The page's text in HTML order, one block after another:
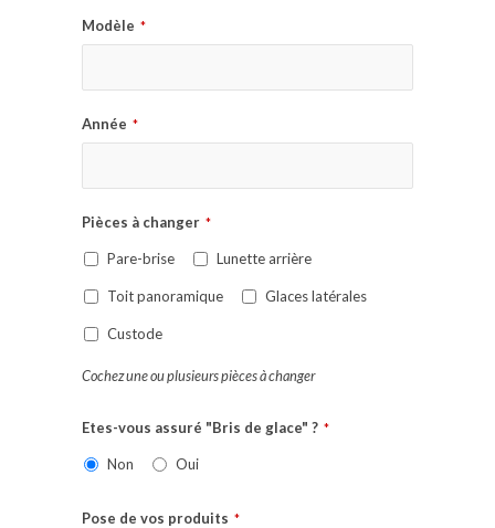
Modèle *
Année *
Pièces à changer *
Pare-brise Lunette arrière
Toit panoramique Glaces latérales
Custode
Cochez une ou plusieurs pièces à changer
Etes-vous assuré "Bris de glace" ? *
Non Oui
Pose de vos produits *